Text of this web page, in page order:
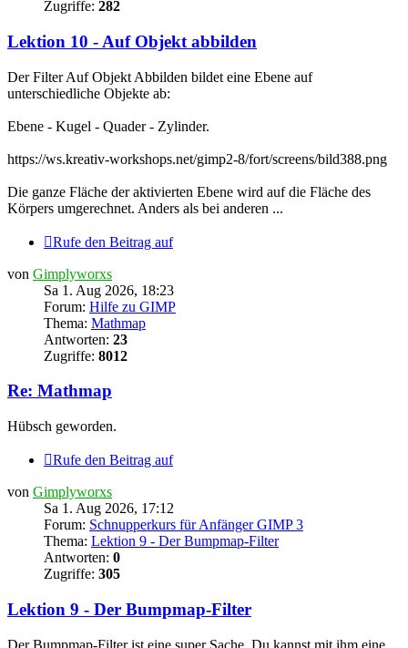
Zugriffe: 282
Lektion 10 - Auf Objekt abbilden
Der Filter Auf Objekt Abbilden bildet eine Ebene auf
unterschiedliche Objekte ab:
Ebene - Kugel - Quader - Zylinder.
https://ws.kreativ-workshops.net/gimp2-8/fort/screens/bild388.png
Die ganze Fläche der aktivierten Ebene wird auf die Fläche des
Körpers umgerechnet. Anders als bei anderen ...
Rufe den Beitrag auf
von Gimplyworxs
Sa 1. Aug 2026, 18:23
Forum: Hilfe zu GIMP
Thema: Mathmap
Antworten: 23
Zugriffe: 8012
Re: Mathmap
Hübsch geworden.
Rufe den Beitrag auf
von Gimplyworxs
Sa 1. Aug 2026, 17:12
Forum: Schnupperkurs für Anfänger GIMP 3
Thema: Lektion 9 - Der Bumpmap-Filter
Antworten: 0
Zugriffe: 305
Lektion 9 - Der Bumpmap-Filter
Der Bumpmap-Filter ist eine super Sache. Du kannst mit ihm eine